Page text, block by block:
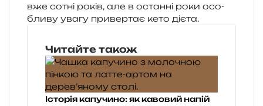
вже сотні років, але в остан­ні роки осо­
бли­ву увагу при­вер­тає кето дієта.
Читайте також
Історія капучино: як кавовий напій